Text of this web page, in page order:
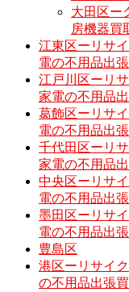
大田区ー
房機器買
江東区ーリサ
電の不用品出
江戸川区ーリ
家電の不用品
葛飾区ーリサ
電の不用品出
千代田区ーリ
家電の不用品
中央区ーリサ
電の不用品出
墨田区ーリサ
電の不用品出
豊島区
港区ーリサイ
の不用品出張